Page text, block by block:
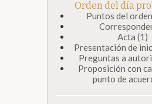
Orden del día
Puntos del
Acta (1)
Presentación de
Preguntas a
Proposición con
punto de